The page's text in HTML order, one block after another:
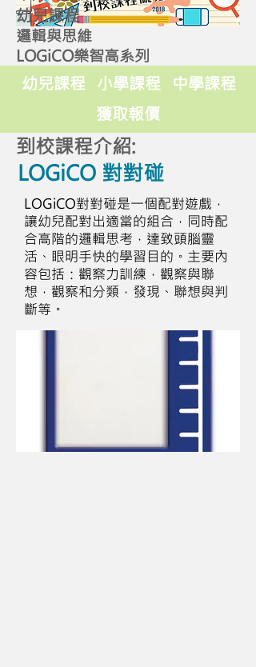
幼兒課程
邏輯與思維
LOGiCO樂智高系列
幼兒課程 小學課程
中學課程
獲取報價
到校課程介紹:
LOGiCO 對對碰
LOGiCO對對碰是一個配對遊戲，
讓幼兒配對出適當的組合，同時配
合高階的邏輯思考，達致頭腦靈
活、眼明手快的學習目的。主要內
容包括：觀察力訓練，觀察與聯
想，觀察和分類，發現、聯想與判
斷等。